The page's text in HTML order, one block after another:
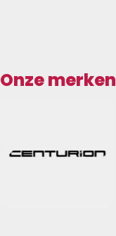
Onze merken